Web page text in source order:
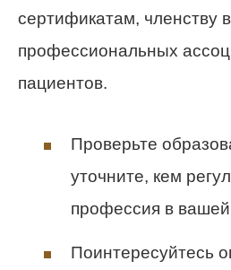
сертификатам, членству в
профессиональных
пациентов.
Проверьте
уточните, кем
профессия в
Поинтересуйтесь